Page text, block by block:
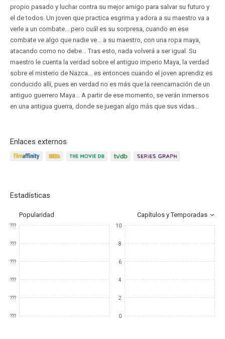
propio pasado y luchar contra su mejor amigo para salvar su futuro y
el de todos. Un joven que practica esgrima y adora a su maestro va a
verle a un combate... pero cuál es su sorpresa, cuando en ese
combate ve algo que nadie ve... a su maestro, con una ropa maya,
atacando como no debe... Tras esto, nada volverá a ser igual. Su
maestro le cuenta la verdad sobre el antiguo imperio Maya, la verdad
sobre el misterio de Nazca... es entonces cuando el joven aprendiz es
conducido allí, pues en verdad no es más que la reencarnación de un
antiguo guerrero Maya... A partir de ese momento, se verán inmersos
en una antigua guerra, donde se juegan algo más que sus vidas...
Enlaces externos
Estadísticas
Popularidad Capítulos y Temporadas
???
???
???
???
???
???
10
8
6
4
2
0